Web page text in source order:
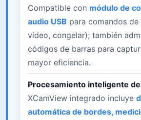
Compatible con módulo de
audio USB para comandos
vídeo, congelar); también
códigos de barras para
mayor eficiencia.
Procesamiento inteligente
XCamView integrado incluye
automática de bordes,